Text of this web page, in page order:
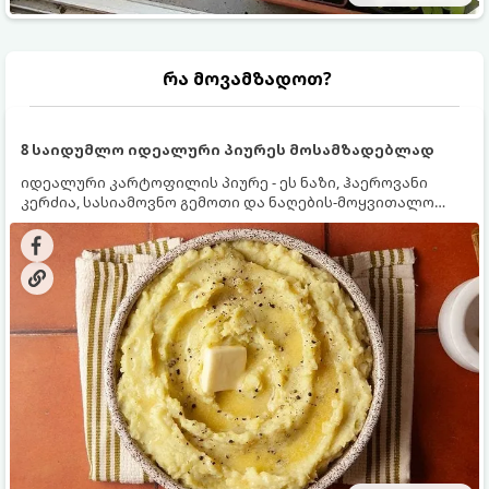
რა მოვამზადოთ?
8 საიდუმლო იდეალური პიურეს მოსამზადებლად
იდეალური კარტოფილის პიურე - ეს ნაზი, ჰაეროვანი
კერძია, სასიამოვნო გემოთი და ნაღების-მოყვითალო
ფერით. მისი მომზადება ძალიან მარტივია, მაგრამ
არსებობს რამდენიმე საიდუმლო, რომლებიც უნდა
იცოდეთ, რომ პიურე იდეალურად გემრიელი გამოვიდეს.